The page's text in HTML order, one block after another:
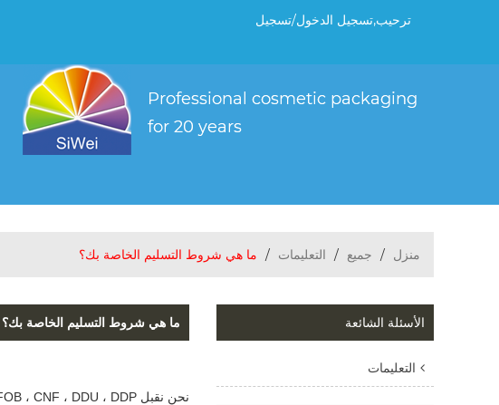
ترحيب,تسجيل الدخول/تسجيل
منزل / جميع / التعليمات / ما هي شروط التسليم الخاصة بك؟
الأسئلة الشائعة
التعليمات
ما هي شروط التسليم الخاصة بك؟
نحن نقبل EXW ، FOB ، CNF ، DDU ، DDP ، إلخ.